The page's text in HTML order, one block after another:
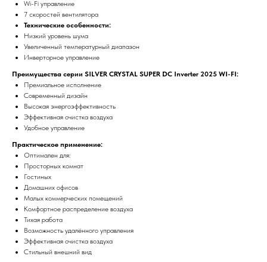
Wi-Fi управление
7 скоростей вентилятора
Технические особенности:
Низкий уровень шума
Увеличенный температурный диапазон
Инверторное управление
Преимущества серии SILVER CRYSTAL SUPER DC Inverter 2025 WI-FI:
Премиальное исполнение
Современный дизайн
Высокая энергоэффективность
Эффективная очистка воздуха
Удобное управление
Практическое применение:
Оптимален для:
Просторных комнат
Гостиных
Домашних офисов
Малых коммерческих помещений
Комфортное распределение воздуха
Тихая работа
Возможность удалённого управления
Эффективная очистка воздуха
Стильный внешний вид